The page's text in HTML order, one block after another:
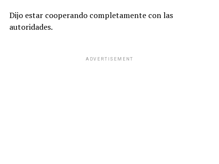
Dijo estar cooperando completamente con las
autoridades.
ADVERTISEMENT